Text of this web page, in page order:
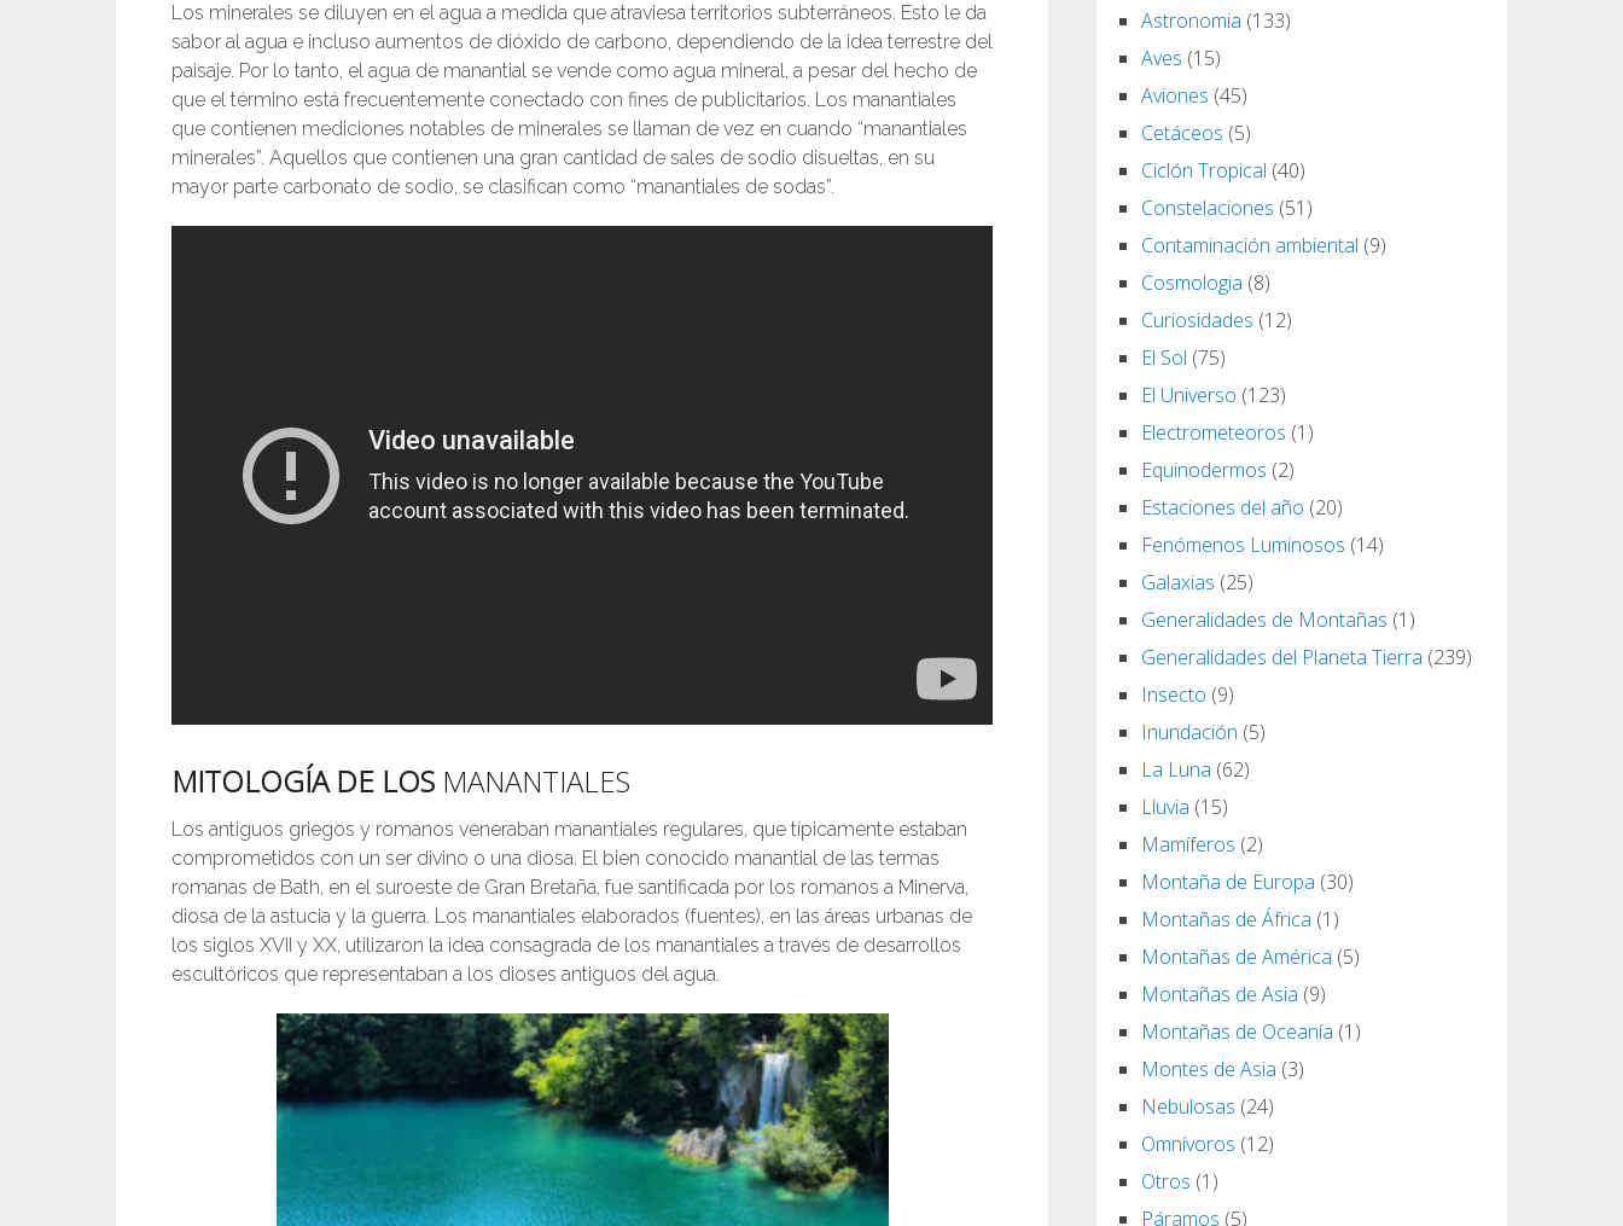
Los minerales se diluyen en el agua a medida que atraviesa territorios subterráneos. Esto le da
sabor al agua e incluso aumentos de dióxido de carbono, dependiendo de la idea terrestre del
paisaje. Por lo tanto, el agua de manantial se vende como agua mineral, a pesar del hecho de
que el término está frecuentemente conectado con fines de publicitarios. Los manantiales
que contienen mediciones notables de minerales se llaman de vez en cuando “manantiales
minerales”. Aquellos que contienen una gran cantidad de sales de sodio disueltas, en su
mayor parte carbonato de sodio, se clasifican como “manantiales de sodas”.
MITOLOGÍA DE LOS MANANTIALES
Los antiguos griegos y romanos veneraban manantiales regulares, que típicamente estaban
comprometidos con un ser divino o una diosa. El bien conocido manantial de las termas
romanas de Bath, en el suroeste de Gran Bretaña, fue santificada por los romanos a Minerva,
diosa de la astucia y la guerra. Los manantiales elaborados (fuentes), en las áreas urbanas de
los siglos XVII y XX, utilizaron la idea consagrada de los manantiales a través de desarrollos
escultóricos que representaban a los dioses antiguos del agua.
Astronomia (133)
Aves (15)
Aviones (45)
Cetáceos (5)
Ciclón Tropical (40)
Constelaciones (51)
Contaminación ambiental (9)
Cosmologia (8)
Curiosidades (12)
El Sol (75)
El Universo (123)
Electrometeoros (1)
Equinodermos (2)
Estaciones del año (20)
Fenómenos Luminosos (14)
Galaxias (25)
Generalidades de Montañas (1)
Generalidades del Planeta Tierra (239)
Insecto (9)
Inundación (5)
La Luna (62)
Lluvia (15)
Mamíferos (2)
Montaña de Europa (30)
Montañas de África (1)
Montañas de América (5)
Montañas de Asia (9)
Montañas de Oceanía (1)
Montes de Asia (3)
Nebulosas (24)
Omnívoros (12)
Otros (1)
Páramos (5)